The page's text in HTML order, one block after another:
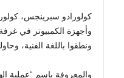
كولورادو سبرينجس،
وأجهزة الكمبيوتر في
ونطقوا باللغة الفنية،